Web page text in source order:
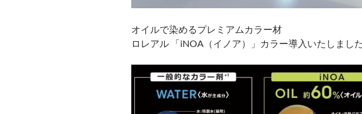
オイルで染めるプレミアムカラー材
ロレアル 「iNOA（イノア）」カラー導入いたしまし